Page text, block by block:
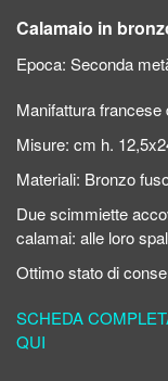
Calamaio in
Epoca: Seconda
Manifattura
Misure: cm h.
Materiali: Bronzo
Due scimmiette
calamai: alle loro
Ottimo stato di
SCHEDA
QUI